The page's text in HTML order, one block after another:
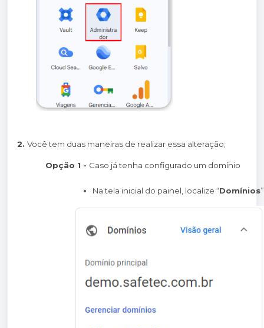
2. Você tem duas maneiras de realizar essa alteração;
Opção 1 - Caso já tenha configurado um domínio
Na tela inicial do painel, localize “Domínios